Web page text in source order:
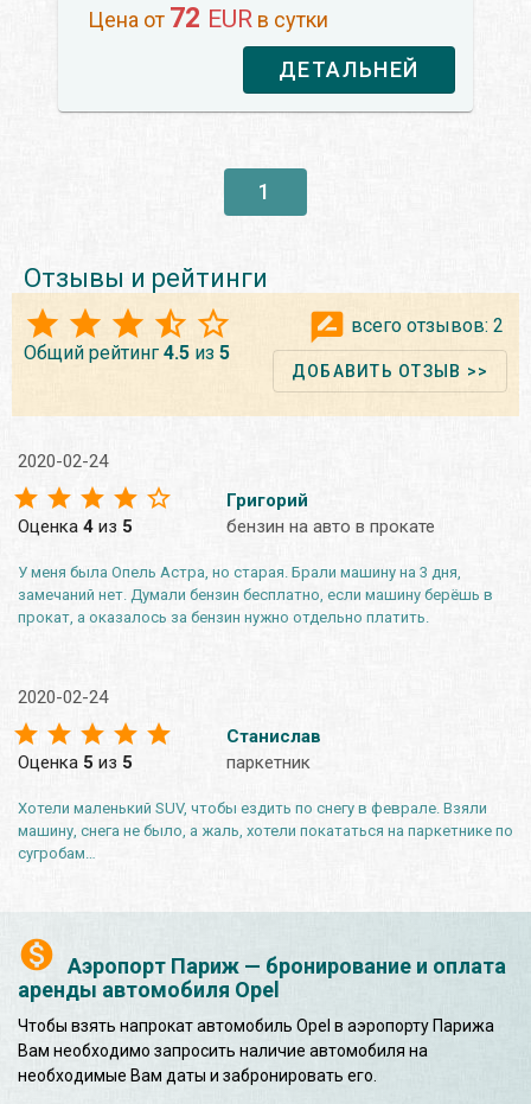
Аэропорт Париж — бронирование и оплата
аренды автомобиля Opel
Чтобы взять напрокат автомобиль Opel в аэропорту Парижа
Вам необходимо запросить наличие автомобиля на
необходимые Вам даты и забронировать его.
Цена от 72 EUR в сутки
ДЕТАЛЬНЕЙ
1
Отзывы и рейтинги
Общий рейтинг 4.5 из 5
всего отзывов: 2
ДОБАВИТЬ ОТЗЫВ >>
2020-02-24
Оценка 4 из 5
Григорий
бензин на авто в прокате
У меня была Опель Астра, но старая. Брали машину на 3 дня,
замечаний нет. Думали бензин бесплатно, если машину берёшь в
прокат, а оказалось за бензин нужно отдельно платить.
2020-02-24
Оценка 5 из 5
Станислав
паркетник
Хотели маленький SUV, чтобы ездить по снегу в феврале. Взяли
машину, снега не было, а жаль, хотели покататься на паркетнике по
сугробам…